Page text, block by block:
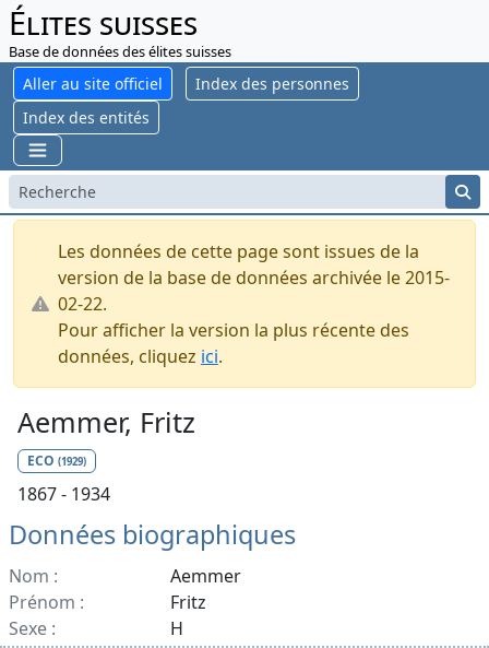
Élites suisses
Base de données des élites suisses
Aller au site officiel
Index des personnes
Index des entités
Les données de cette page sont issues de la
version de la base de données archivée le 2015-
02-22.
Pour afficher la version la plus récente des
données, cliquez ici.
Aemmer, Fritz
ECO (1929)
1867 - 1934
Données biographiques
Nom :
Aemmer
Prénom :
Fritz
Sexe :
H